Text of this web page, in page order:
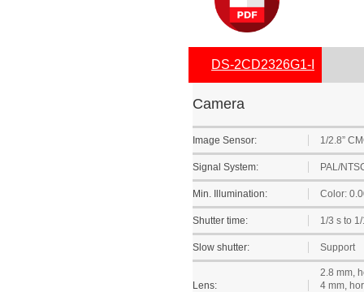
DS-2CD2326G1-I
Camera
Image Sensor: 1/2.8”
Signal System: PAL/
Min. Illumination: Color:
Shutter time: 1/3 s to
Slow shutter: Support
Lens:
2.8 mm,
4 mm,